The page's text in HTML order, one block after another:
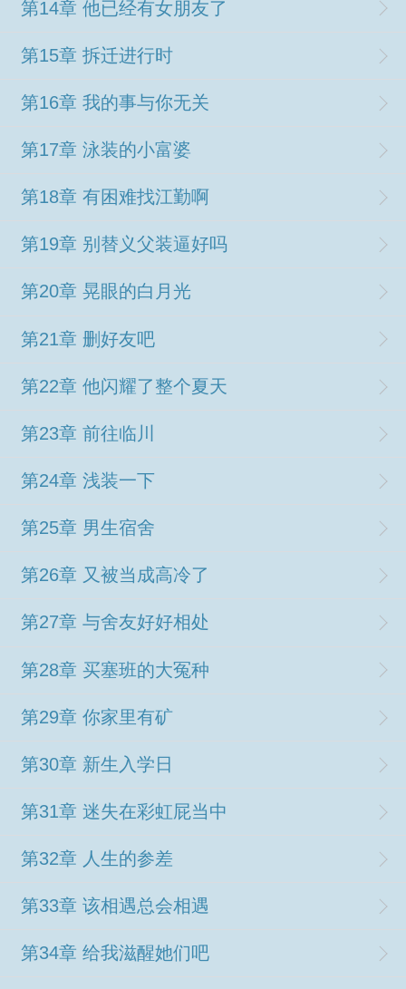
第14章 他已经有女朋友了
第15章 拆迁进行时
第16章 我的事与你无关
第17章 泳装的小富婆
第18章 有困难找江勤啊
第19章 别替义父装逼好吗
第20章 晃眼的白月光
第21章 删好友吧
第22章 他闪耀了整个夏天
第23章 前往临川
第24章 浅装一下
第25章 男生宿舍
第26章 又被当成高冷了
第27章 与舍友好好相处
第28章 买塞班的大冤种
第29章 你家里有矿
第30章 新生入学日
第31章 迷失在彩虹屁当中
第32章 人生的参差
第33章 该相遇总会相遇
第34章 给我滋醒她们吧